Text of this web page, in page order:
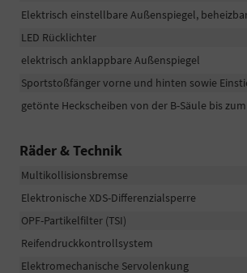
Elektrisch einstellbare Außenspiegel,
LED Rücklichter
elektrisch anklappbare Außenspiegel
Sportstoßfänger vorne und hinten sowie
getönte Heckscheiben von der B-Säule bis
Räder & Technik
Multikollisionsbremse
Elektronische XDS-Differenzialsperre
OPF-Partikelfilter (TSI)
Reifendruckkontrollsystem
Elektromechanische Servolenkung